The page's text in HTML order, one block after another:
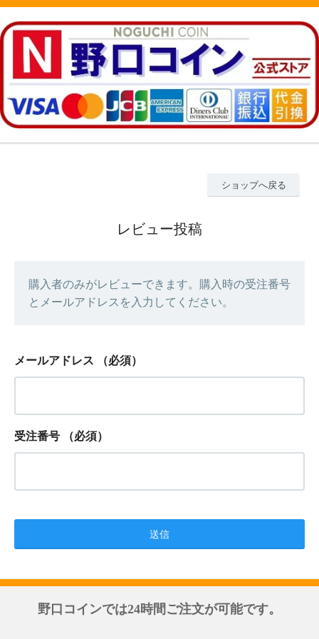
ショップへ戻る
レビュー投稿
購入者のみがレビューできます。購入時の受注番号
とメールアドレスを入力してください。
メールアドレス （必須）
受注番号 （必須）
野口コインでは24時間ご注文が可能です。